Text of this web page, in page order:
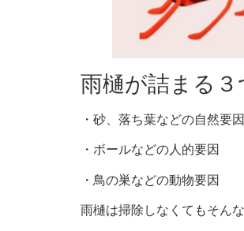
雨樋が詰まる３
・砂、落ち葉などの自然要因
・ボールなどの人的要因
・鳥の巣などの動物要因
雨樋は掃除しなくてもそん